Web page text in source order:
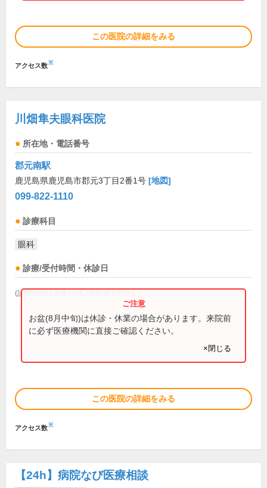
この医院の詳細をみる
アクセス数※
川畑隼夫眼科医院
所在地・電話番号
郡元南駅
鹿児島県鹿児島市郡元3丁目2番1号 [地図]
099-822-1110
診療科目
眼科
診療/受付時間・休診日
(診療時間は直接お問い合わせください)
お盆(8月中旬)は休診・休業の場合があります。来院前
に必ず医療機関に直接ご確認ください。
×閉じる
この医院の詳細をみる
アクセス数※
【24h】 病院なび医療相談